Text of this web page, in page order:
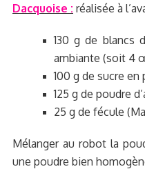
Dacquoise : réalisée à
130 g de blancs
ambiante (soit 4
100 g de sucre en
125 g de poudre
25 g de fécule
Mélanger au robot la
une poudre bien